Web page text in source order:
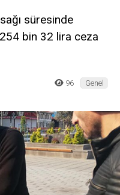
süresinde
bin 32 lira ceza
96 Genel